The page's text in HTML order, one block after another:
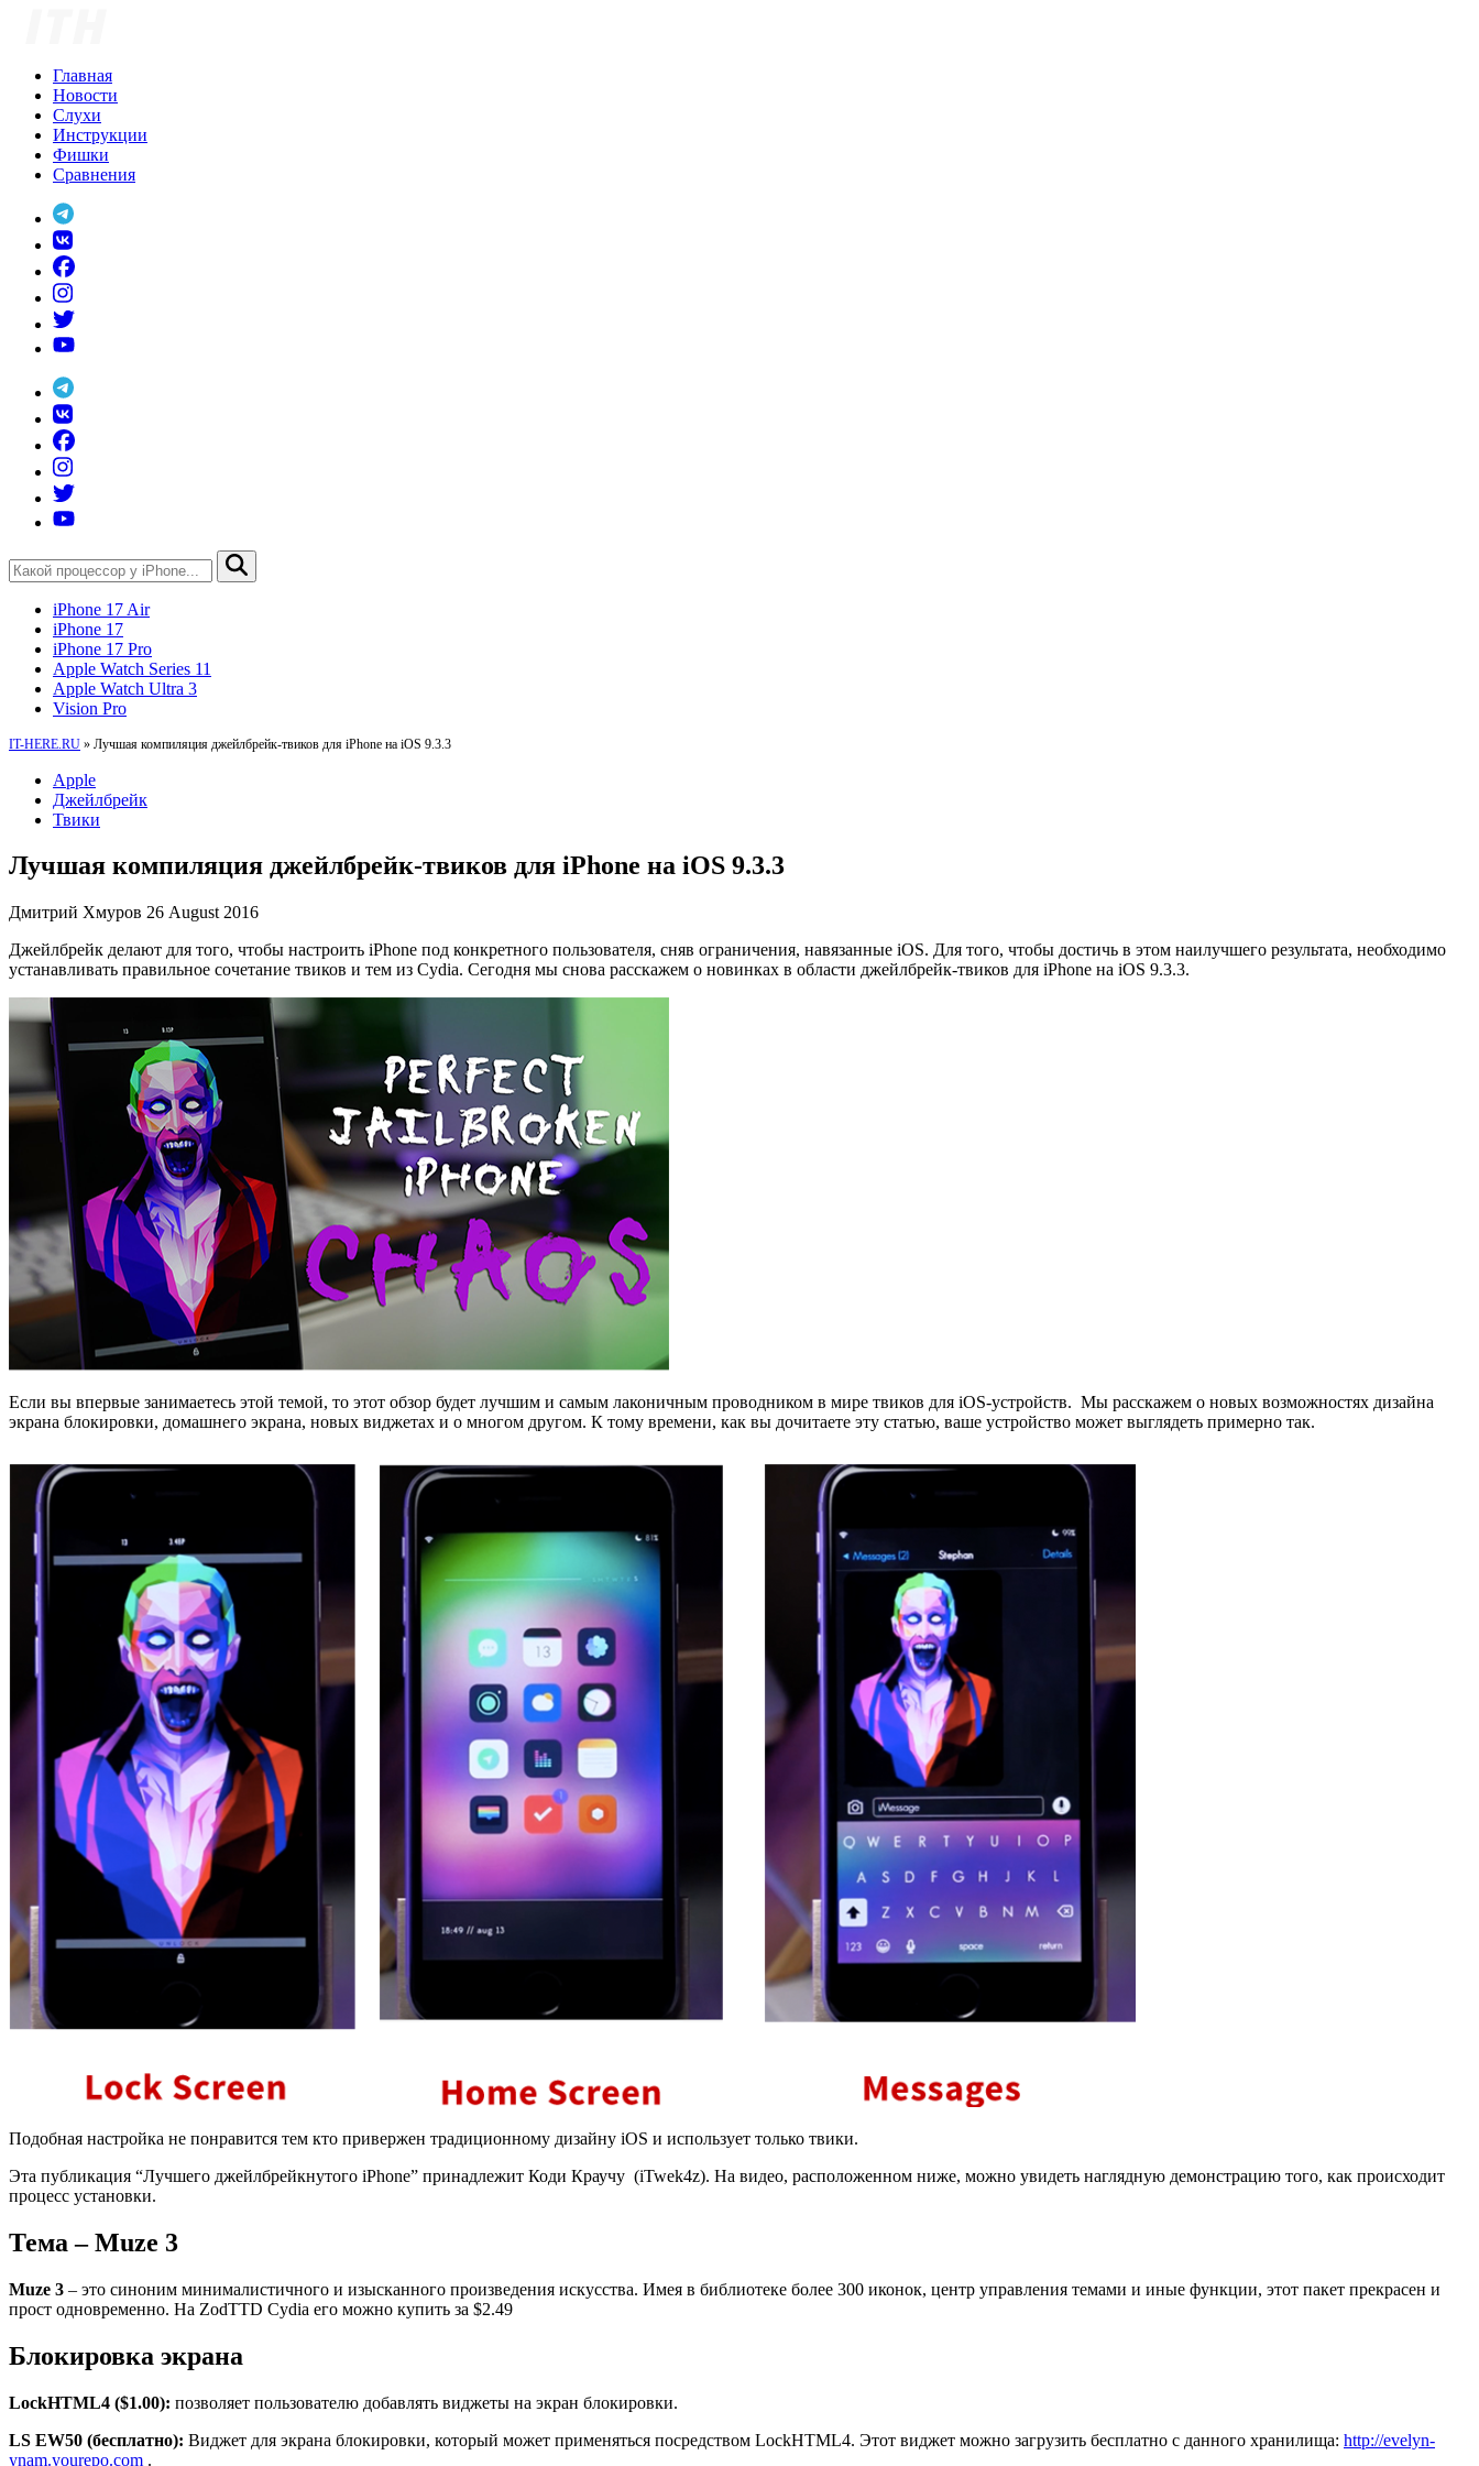
Главная
Новости
Слухи
Инструкции
Фишки
Сравнения
iPhone 17 Air
iPhone 17
iPhone 17 Pro
Apple Watch Series 11
Apple Watch Ultra 3
Vision Pro
IT-HERE.RU » Лучшая компиляция джейлбрейк-твиков для iPhone на iOS 9.3.3
Apple
Джейлбрейк
Твики
Лучшая компиляция джейлбрейк-твиков для iPhone на iOS 9.3.3
Дмитрий Хмуров 26 August 2016
Джейлбрейк делают для того, чтобы настроить iPhone под конкретного пользователя, сняв ограничения, навязанные iOS. Для того, чтобы достичь в этом наилучшего результата, необходимо
устанавливать правильное сочетание твиков и тем из Cydia. Сегодня мы снова расскажем о новинках в области джейлбрейк-твиков для iPhone на iOS 9.3.3.
Если вы впервые занимаетесь этой темой, то этот обзор будет лучшим и самым лаконичным проводником в мире твиков для iOS-устройств. Мы расскажем о новых возможностях дизайна
экрана блокировки, домашнего экрана, новых виджетах и о многом другом. К тому времени, как вы дочитаете эту статью, ваше устройство может выглядеть примерно так.
Подобная настройка не понравится тем кто привержен традиционному дизайну iOS и использует только твики.
Эта публикация “Лучшего джейлбрейкнутого iPhone” принадлежит Коди Краучу (iTwek4z). На видео, расположенном ниже, можно увидеть наглядную демонстрацию того, как происходит
процесс установки.
Тема – Muze 3
Muze 3 – это синоним минималистичного и изысканного произведения искусства. Имея в библиотеке более 300 иконок, центр управления темами и иные функции, этот пакет прекрасен и
прост одновременно. На ZodTTD Cydia его можно купить за $2.49
Блокировка экрана
LockHTML4 ($1.00): позволяет пользователю добавлять виджеты на экран блокировки.
LS EW50 (бесплатно): Виджет для экрана блокировки, который может применяться посредством LockHTML4. Этот виджет можно загрузить бесплатно с данного хранилища: http://evelyn-
ynam.yourepo.com .